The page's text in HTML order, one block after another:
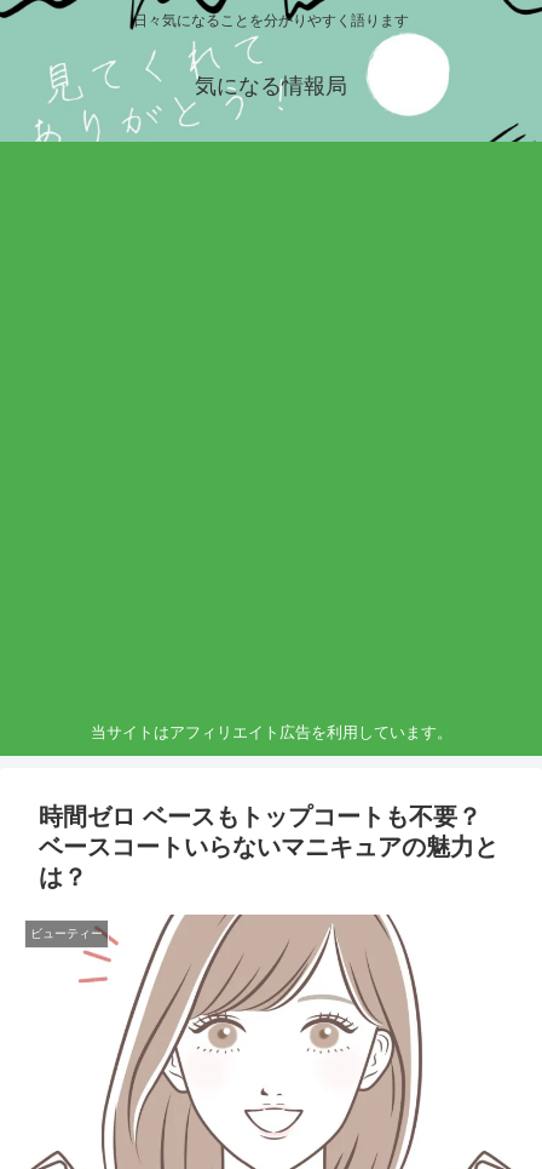
日々気になることを分かりやすく語ります
気になる情報局
当サイトはアフィリエイト広告を利用しています。
時間ゼロ ベースもトップコートも不要？
ベースコートいらないマニキュアの魅力と
は？
ビューティー